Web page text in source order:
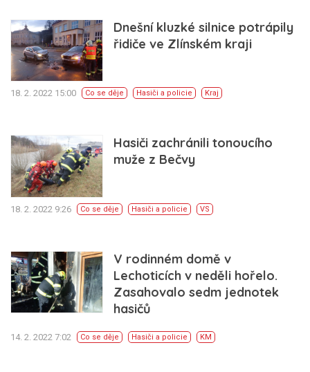
Dnešní kluzké silnice potrápily
řidiče ve Zlínském kraji
18. 2. 2022 15:00 Co se děje Hasiči a policie Kraj
Hasiči zachránili tonoucího
muže z Bečvy
18. 2. 2022 9:26 Co se děje Hasiči a policie VS
V rodinném domě v
Lechoticích v neděli hořelo.
Zasahovalo sedm jednotek
hasičů
14. 2. 2022 7:02 Co se děje Hasiči a policie KM